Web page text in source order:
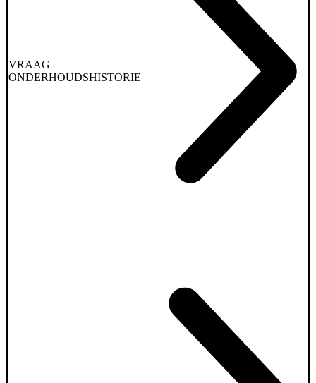
VRAAG
ONDERHOUDSHISTORIE